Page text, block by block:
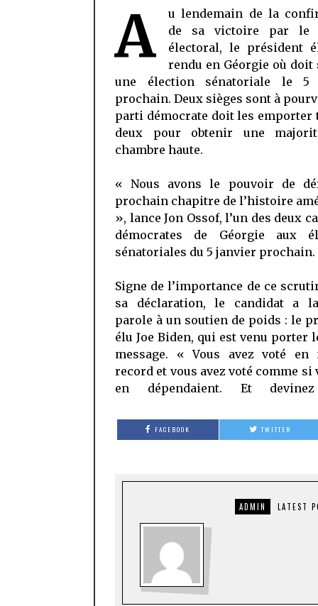
A
u lendemain de la
de sa victoire par le
électoral, le président
rendu en Géorgie où doit
une élection sénatoriale le 5
prochain. Deux sièges sont à
parti démocrate doit les emporter
deux pour obtenir une
chambre haute.
« Nous avons le pouvoir de
prochain chapitre de l’histoire
», lance Jon Ossof, l’un des deux
démocrates de Géorgie aux
sénatoriales du 5 janvier prochain.
Signe de l’importance de ce
sa déclaration, le candidat a
parole à un soutien de poids : le
élu Joe Biden, qui est venu porter
message. « Vous avez voté en
record et vous avez voté comme si
en dépendaient. Et
FACEBOOK TWITTER
ADMIN LATEST